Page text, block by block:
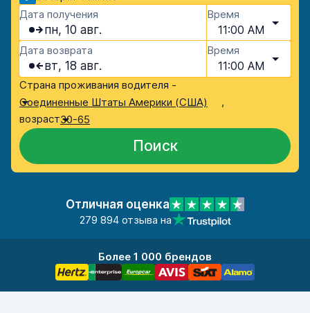
Дата получения
пн, 10 авг.
Время
11:00 AM
Дата возврата
вт, 18 авг.
Время
11:00 AM
Страна проживания водителя -
Соединенные Штаты Америки (США)
,
возраст30-65
Поиск
Отличная оценка
279 894 отзыва на
Более 1 000 брендов